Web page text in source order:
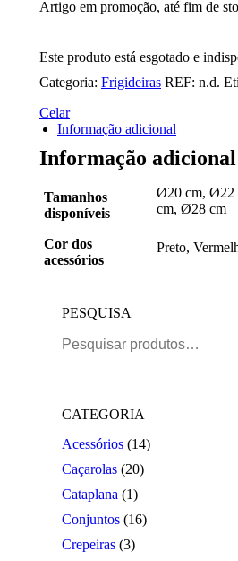
Artigo em promoção, até fim de
Este produto está esgotado e
Categoria: Frigideiras REF: n.d.
Celar
Informação adicional
Informação adicional
Tamanhos
disponíveis
Ø20 cm, Ø22
cm, Ø28 cm
Cor dos
acessórios
Preto,
PESQUISA
Pesquisar
CATEGORIA
Acessórios (14)
Caçarolas (20)
Cataplana (1)
Conjuntos (16)
Crepeiras (3)